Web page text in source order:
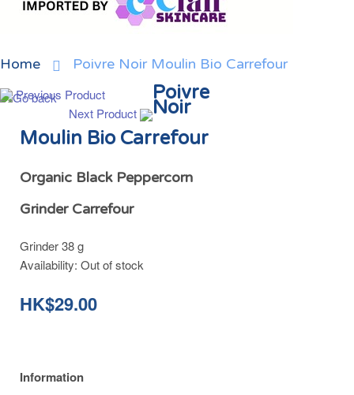
Home Poivre Noir Moulin Bio Carrefour
Previous Product
Next Product
Poivre
Noir
Moulin Bio Carrefour
Organic Black Peppercorn
Grinder Carrefour
Grinder 38 g
Availability: Out of stock
HK$29.00
Information